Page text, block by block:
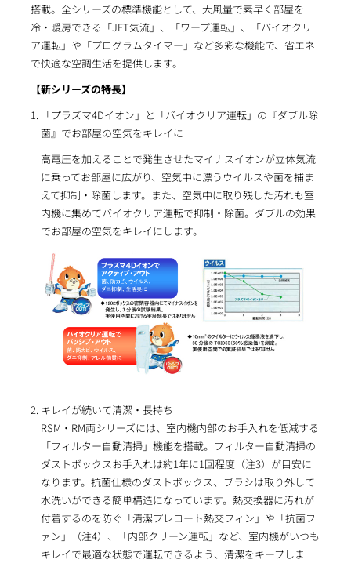
搭載。全シリーズの標準機能として、大風量で素早く部屋を
冷・暖房できる「JET気流」、「ワープ運転」、「バイオクリ
ア運転」や「プログラムタイマー」など多彩な機能で、省エネ
で快適な空調生活を提供します。
【新シリーズの特長】
「プラズマ4Dイオン」と「バイオクリア運転」の『ダブル除
菌』でお部屋の空気をキレイに
高電圧を加えることで発生させたマイナスイオンが立体気流
に乗ってお部屋に広がり、空気中に漂うウイルスや菌を捕ま
えて抑制・除菌します。また、空気中に取り残した汚れも室
内機に集めてバイオクリア運転で抑制・除菌。ダブルの効果
でお部屋の空気をキレイにします。
キレイが続いて清潔・長持ち
RSM・RM両シリーズには、室内機内部のお手入れを低減する
「フィルター自動清掃」機能を搭載。フィルター自動清掃の
ダストボックスお手入れは約1年に1回程度（注3）が目安に
なります。抗菌仕様のダストボックス、ブラシは取り外して
水洗いができる簡単構造になっています。熱交換器に汚れが
付着するのを防ぐ「清潔プレコート熱交フィン」や「抗菌フ
ァン」（注4）、「内部クリーン運転」など、室内機がいつも
キレイで最適な状態で運転できるよう、清潔をキープしま